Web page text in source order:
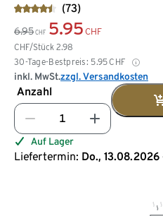
(73)
6.95 CHF 5.95 CHF
CHF/Stück 2.98
30-Tage-Bestpreis: 5.95CHF
inkl. MwSt.zzgl. Versandkosten
Anzahl
Auf Lager
Liefertermin: Do.,